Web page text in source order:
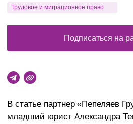
В статье партнер «Пепеляев
младший юрист Александра
Трудовое и миграционное право
Подписаться на